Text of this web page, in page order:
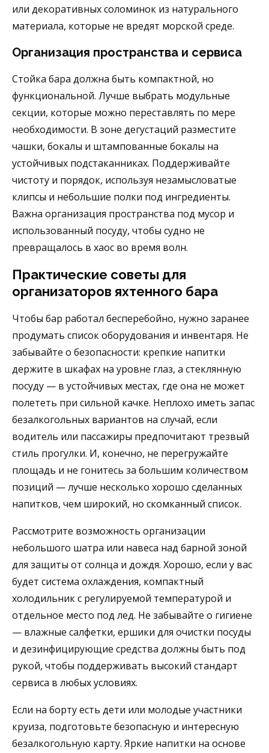
или декоративных соломинок из натурального
материала, которые не вредят морской среде.
Организация пространства и сервиса
Стойка бара должна быть компактной, но
функциональной. Лучше выбрать модульные
секции, которые можно переставлять по мере
необходимости. В зоне дегустаций разместите
чашки, бокалы и штампованные бокалы на
устойчивых подстаканниках. Поддерживайте
чистоту и порядок, используя незамысловатые
клипсы и небольшие полки под ингредиенты.
Важна организация пространства под мусор и
использованный посуду, чтобы судно не
превращалось в хаос во время волн.
Практические советы для
организаторов яхтенного бара
Чтобы бар работал бесперебойно, нужно заранее
продумать список оборудования и инвентаря. Не
забывайте о безопасности: крепкие напитки
держите в шкафах на уровне глаз, а стеклянную
посуду — в устойчивых местах, где она не может
полететь при сильной качке. Неплохо иметь запас
безалкогольных вариантов на случай, если
водитель или пассажиры предпочитают трезвый
стиль прогулки. И, конечно, не перегружайте
площадь и не гонитесь за большим количеством
позиций — лучше несколько хорошо сделанных
напитков, чем широкий, но скомканный список.
Рассмотрите возможность организации
небольшого шатра или навеса над барной зоной
для защиты от солнца и дождя. Хорошо, если у вас
будет система охлаждения, компактный
холодильник с регулируемой температурой и
отдельное место под лед. Не забывайте о гигиене
— влажные салфетки, ершики для очистки посуды
и дезинфицирующие средства должны быть под
рукой, чтобы поддерживать высокий стандарт
сервиса в любых условиях.
Если на борту есть дети или молодые участники
круиза, подготовьте безопасную и интересную
безалкогольную карту. Яркие напитки на основе